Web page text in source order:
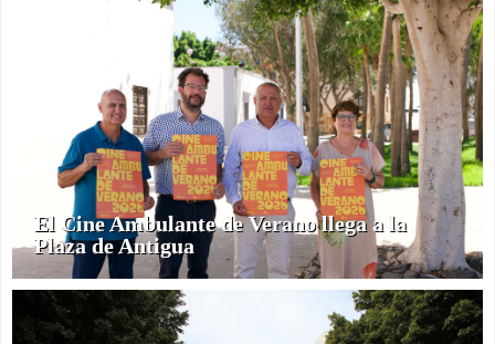
El Cine Ambulante de Verano llega a la
Plaza de Antigua